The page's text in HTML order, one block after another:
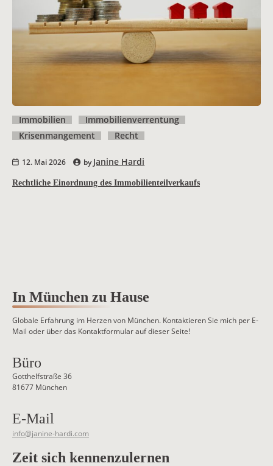
Immobilien
Immobilienverrentung
Krisenmangement
Recht
12. Mai 2026 byJanine Hardi
Rechtliche Einordnung des Immobilienteilverkaufs
In München zu Hause
Globale Erfahrung im Herzen von München. Kontaktieren Sie mich per E-
Mail oder über das Kontaktformular auf dieser Seite!
Büro
Gotthelfstraße 36
81677 München
E-Mail
info@janine-hardi.com
Zeit sich kennenzulernen